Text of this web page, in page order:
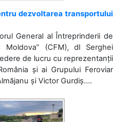
dezvoltarea transportului
General al Întreprinderii de
Moldova” (CFM), dl Serghei
de lucru cu reprezentanții
și ai Grupului Feroviar
și Victor Gurdiș....